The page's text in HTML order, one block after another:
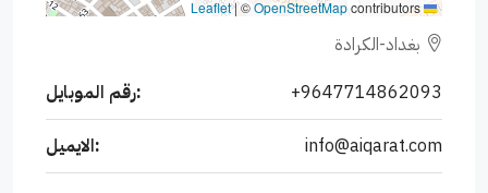
Leaflet
|©OpenStreetMapcontributors
بغداد-الكرادة
رقم الموبايل:
+9647714862093
الايميل: info@aiqarat.com